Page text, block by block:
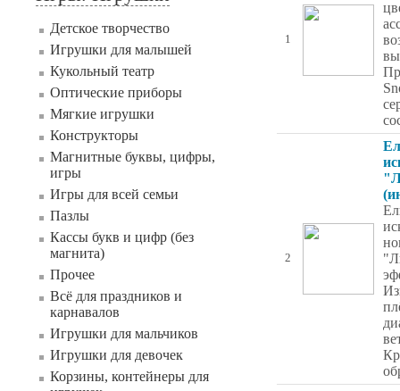
Детское творчество
Игрушки для малышей
Кукольный театр
Оптические приборы
Мягкие игрушки
Конструкторы
Магнитные буквы, цифры,
игры
Игры для всей семьи
Пазлы
Кассы букв и цифр (без
магнита)
Прочее
Всё для праздников и
карнавалов
Игрушки для мальчиков
Игрушки для девочек
Корзины, контейнеры для
1
2